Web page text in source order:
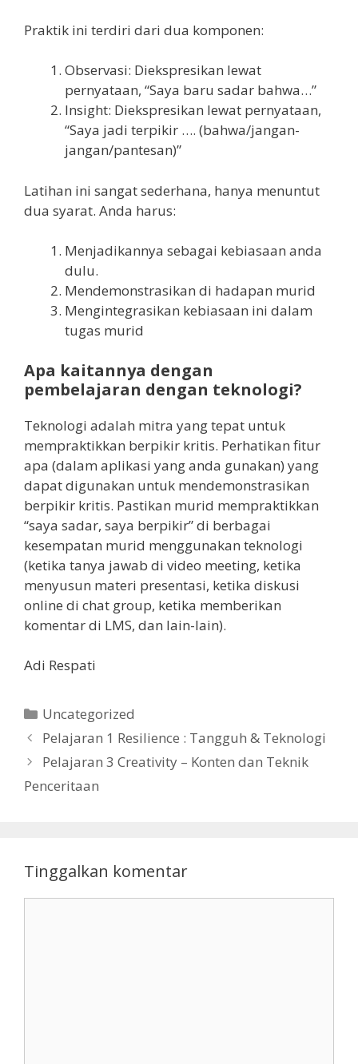
Praktik ini terdiri dari dua komponen:
Observasi: Diekspresikan lewat
pernyataan, “Saya baru sadar bahwa…”
Insight: Diekspresikan lewat pernyataan,
“Saya jadi terpikir …. (bahwa/jangan-
jangan/pantesan)”
Latihan ini sangat sederhana, hanya menuntut
dua syarat. Anda harus:
Menjadikannya sebagai kebiasaan anda
dulu.
Mendemonstrasikan di hadapan murid
Mengintegrasikan kebiasaan ini dalam
tugas murid
Apa kaitannya dengan
pembelajaran dengan teknologi?
Teknologi adalah mitra yang tepat untuk
mempraktikkan berpikir kritis. Perhatikan fitur
apa (dalam aplikasi yang anda gunakan) yang
dapat digunakan untuk mendemonstrasikan
berpikir kritis. Pastikan murid mempraktikkan
“saya sadar, saya berpikir” di berbagai
kesempatan murid menggunakan teknologi
(ketika tanya jawab di video meeting, ketika
menyusun materi presentasi, ketika diskusi
online di chat group, ketika memberikan
komentar di LMS, dan lain-lain).
Adi Respati
Kategori
Uncategorized
Pelajaran 1 Resilience : Tangguh & Teknologi
Pelajaran 3 Creativity – Konten dan Teknik
Penceritaan
Tinggalkan komentar